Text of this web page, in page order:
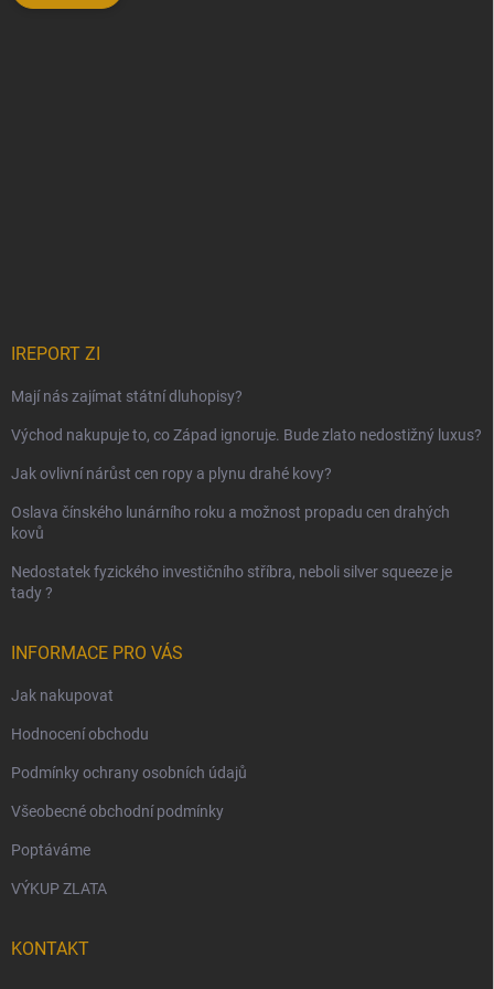
IREPORT ZI
Mají nás zajímat státní dluhopisy?
Východ nakupuje to, co Západ ignoruje. Bude zlato nedostižný luxus?
Jak ovlivní nárůst cen ropy a plynu drahé kovy?
Oslava čínského lunárního roku a možnost propadu cen drahých
kovů
Nedostatek fyzického investičního stříbra, neboli silver squeeze je
tady ?
INFORMACE PRO VÁS
Jak nakupovat
Hodnocení obchodu
Podmínky ochrany osobních údajů
Všeobecné obchodní podmínky
Poptáváme
VÝKUP ZLATA
KONTAKT